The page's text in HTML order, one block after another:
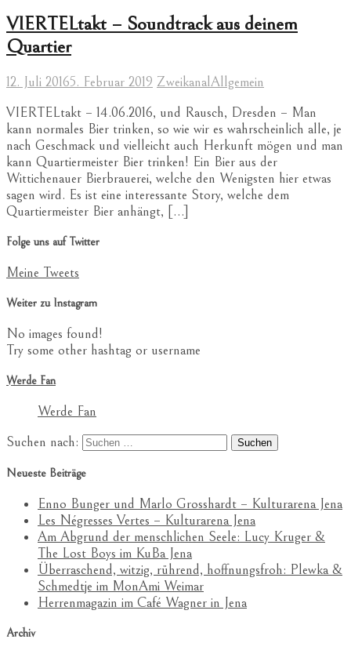
VIERTELtakt – Soundtrack aus deinem
Quartier
12. Juli 20165. Februar 2019 ZweikanalAllgemein
VIERTELtakt – 14.06.2016, und Rausch, Dresden – Man
kann normales Bier trinken, so wie wir es wahrscheinlich alle, je
nach Geschmack und vielleicht auch Herkunft mögen und man
kann Quartiermeister Bier trinken! Ein Bier aus der
Wittichenauer Bierbrauerei, welche den Wenigsten hier etwas
sagen wird. Es ist eine interessante Story, welche dem
Quartiermeister Bier anhängt, […]
Folge uns auf Twitter
Meine Tweets
Weiter zu Instagram
No images found!
Try some other hashtag or username
Werde Fan
Werde Fan
Suchen nach:
Neueste Beiträge
Enno Bunger und Marlo Grosshardt – Kulturarena Jena
Les Négresses Vertes – Kulturarena Jena
Am Abgrund der menschlichen Seele: Lucy Kruger &
The Lost Boys im KuBa Jena
Überraschend, witzig, rührend, hoffnungsfroh: Plewka &
Schmedtje im MonAmi Weimar
Herrenmagazin im Café Wagner in Jena
Archiv